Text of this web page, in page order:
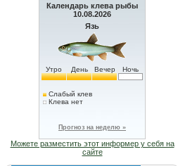
Календарь клева рыбы
10.08.2026
Язь
Утро День Вечер Ночь
Слабый клев
Клева нет
Прогноз на неделю »
Можете разместить этот информер у себя на
сайте